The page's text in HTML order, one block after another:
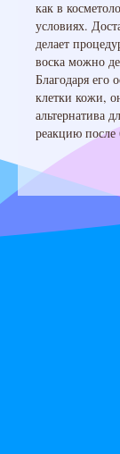
как в
условиях.
делает
воска можно
Благодаря его
клетки кожи,
альтернатива
реакцию после